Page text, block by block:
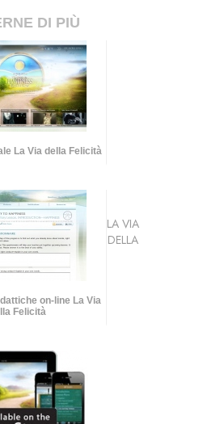
DI PIÙ
La Via della Felicità
on-line La Via
Felicità
LA VIA
DELLA